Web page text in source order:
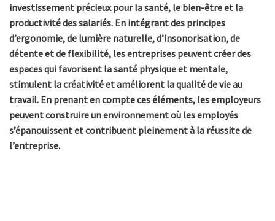
investissement précieux pour la santé, le bien-être et la
productivité des salariés. En intégrant des principes
d’ergonomie, de lumière naturelle, d’insonorisation, de
détente et de flexibilité, les entreprises peuvent créer des
espaces qui favorisent la santé physique et mentale,
stimulent la créativité et améliorent la qualité de vie au
travail. En prenant en compte ces éléments, les employeurs
peuvent construire un environnement où les employés
s’épanouissent et contribuent pleinement à la réussite de
l’entreprise.